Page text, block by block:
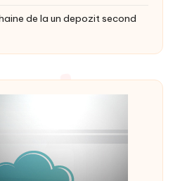
de la un depozit second